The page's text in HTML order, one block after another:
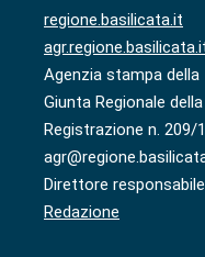
regione.basilicata.it
Agenzia stampa della
Giunta Regionale
Registrazione n. 209/
Direttore
Redazione